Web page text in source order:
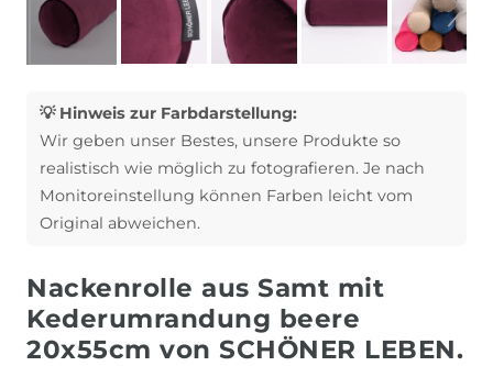
💡 Hinweis zur Farbdarstellung:
Wir geben unser Bestes, unsere Produkte so
realistisch wie möglich zu fotografieren. Je nach
Monitoreinstellung können Farben leicht vom
Original abweichen.
Nackenrolle aus Samt mit
Kederumrandung beere
20x55cm von SCHÖNER LEBEN.